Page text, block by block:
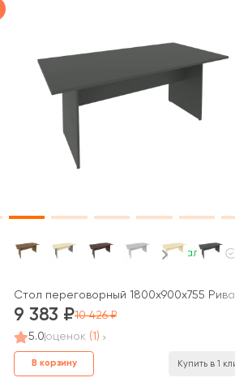
В наличии
Стол переговорный 1800x900x755 Рива
9 383
10 426
5.0 оценок (1)
В корзину Купить в 1